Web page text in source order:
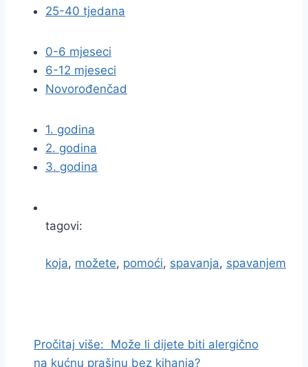
25-40 tjedana
0-6 mjeseci
6-12 mjeseci
Novorođenčad
1. godina
2. godina
3. godina
tagovi:
koja, možete, pomoći, spavanja, spavanjem
Pročitaj više: Može li dijete biti alergično
na kućnu prašinu bez kihanja?